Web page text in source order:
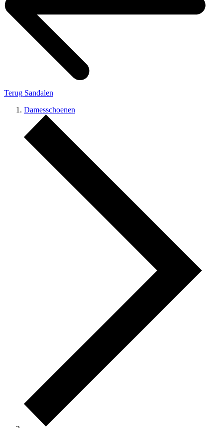
Terug Sandalen
Damesschoenen